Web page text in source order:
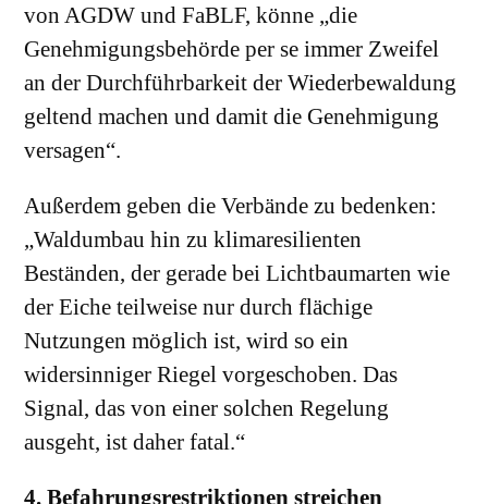
von AGDW und FaBLF, könne „die
Genehmigungsbehörde per se immer Zweifel
an der Durchführbarkeit der Wiederbewaldung
geltend machen und damit die Genehmigung
versagen“.
Außerdem geben die Verbände zu bedenken:
„Waldumbau hin zu klimaresilienten
Beständen, der gerade bei Lichtbaumarten wie
der Eiche teilweise nur durch flächige
Nutzungen möglich ist, wird so ein
widersinniger Riegel vorgeschoben. Das
Signal, das von einer solchen Regelung
ausgeht, ist daher fatal.“
4. Befahrungsrestriktionen streichen